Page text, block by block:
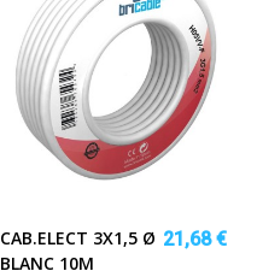
CAB.ELECT 3X1,5 Ø
BLANC 10M
21,68 €